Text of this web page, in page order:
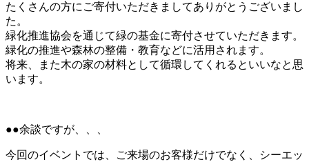
たくさんの方にご寄付いただきましてありがとうございまし
た。
緑化推進協会を通じて緑の基金に寄付させていただきます。
緑化の推進や森林の整備・教育などに活用されます。
将来、また木の家の材料として循環してくれるといいなと思
います。
●●余談ですが、、、
今回のイベントでは、ご来場のお客様だけでなく、シーエッ